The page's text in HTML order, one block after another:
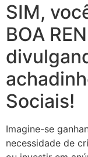
SIM,
BOA
Sociais!
Imagine-se
necessidade de